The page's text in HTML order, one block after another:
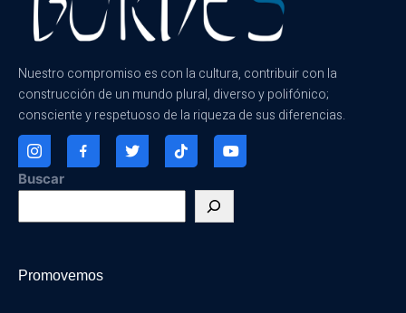
Nuestro compromiso es con la cultura, contribuir con la
construcción de un mundo plural, diverso y polifónico;
consciente y respetuoso de la riqueza de sus diferencias.
Buscar
Promovemos